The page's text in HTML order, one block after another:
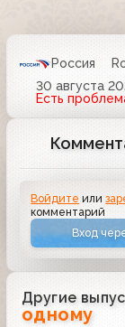
Россия
30 августа
Есть
Войдите или
комментарий
Вход
Другие
одному